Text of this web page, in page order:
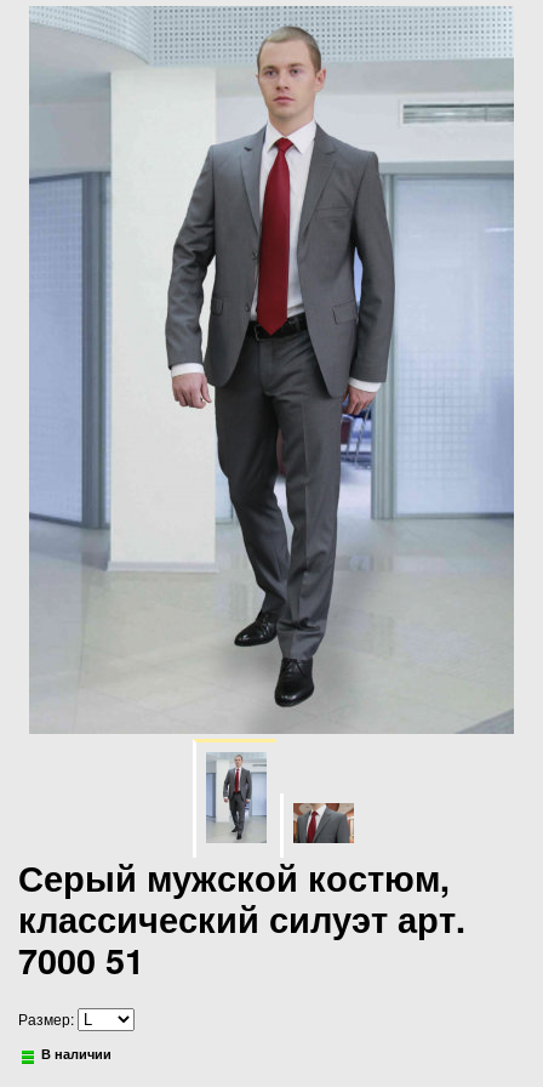
Серый мужской костюм,
классический силуэт арт.
7000 51
Размер:
В наличии